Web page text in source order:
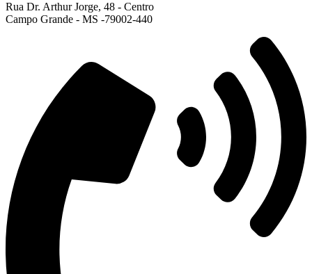
Rua Dr. Arthur Jorge, 48 - Centro
Campo Grande - MS -79002-440